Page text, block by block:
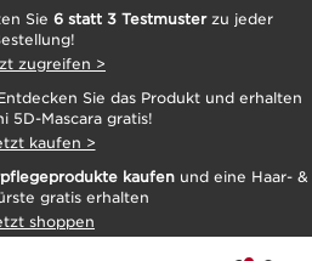
Sie 6 statt 3 Testmusterzu jeder
zugreifen >
Sie das Produkt und erhalten
5D-Mascara gratis!
kaufen >
kaufenund eine Haar- &
gratis erhalten
shoppen